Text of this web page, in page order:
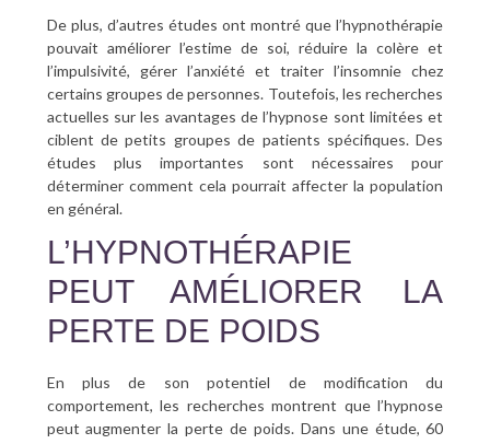
De plus, d’autres études ont montré que l’hypnothérapie
pouvait améliorer l’estime de soi, réduire la colère et
l’impulsivité, gérer l’anxiété et traiter l’insomnie chez
certains groupes de personnes. Toutefois, les recherches
actuelles sur les avantages de l’hypnose sont limitées et
ciblent de petits groupes de patients spécifiques. Des
études plus importantes sont nécessaires pour
déterminer comment cela pourrait affecter la population
en général.
L’HYPNOTHÉRAPIE
PEUT AMÉLIORER LA
PERTE DE POIDS
En plus de son potentiel de modification du
comportement, les recherches montrent que l’hypnose
peut augmenter la perte de poids. Dans une étude, 60